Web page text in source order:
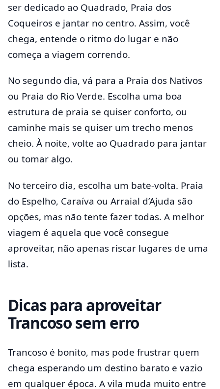
ser dedicado ao Quadrado, Praia dos
Coqueiros e jantar no centro. Assim, você
chega, entende o ritmo do lugar e não
começa a viagem correndo.
No segundo dia, vá para a Praia dos Nativos
ou Praia do Rio Verde. Escolha uma boa
estrutura de praia se quiser conforto, ou
caminhe mais se quiser um trecho menos
cheio. À noite, volte ao Quadrado para jantar
ou tomar algo.
No terceiro dia, escolha um bate-volta. Praia
do Espelho, Caraíva ou Arraial d’Ajuda são
opções, mas não tente fazer todas. A melhor
viagem é aquela que você consegue
aproveitar, não apenas riscar lugares de uma
lista.
Dicas para aproveitar
Trancoso sem erro
Trancoso é bonito, mas pode frustrar quem
chega esperando um destino barato e vazio
em qualquer época. A vila muda muito entre